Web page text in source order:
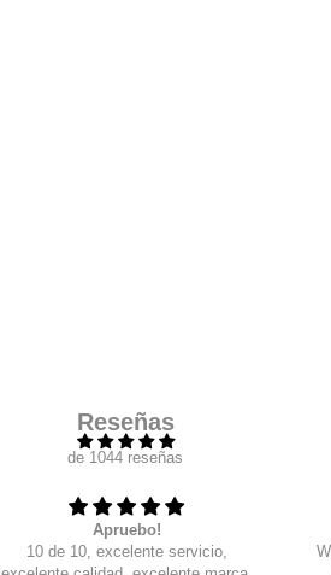
Reseñas
de 1044 reseñas
Apruebo!
10 de 10, excelente servicio,